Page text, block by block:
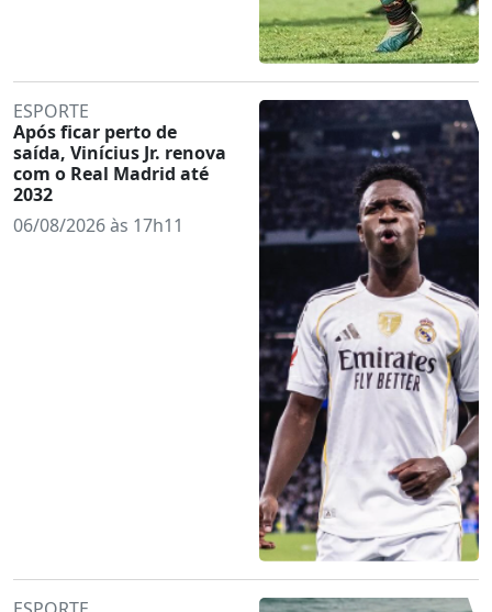
ESPORTE
Após ficar perto de
saída, Vinícius Jr. renova
com o Real Madrid até
2032
06/08/2026 às 17h11